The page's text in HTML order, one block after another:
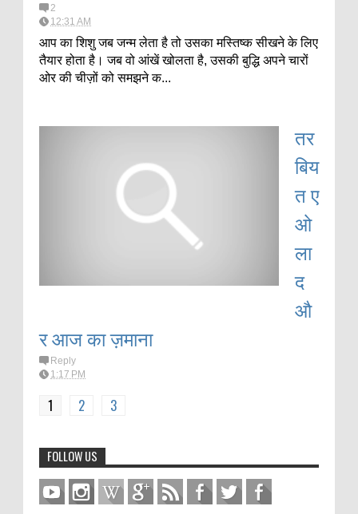
2
12:31 AM
आप का शिशु जब जन्म लेता है तो उसका मस्तिष्क सीखने के लिए
तैयार होता है। जब वो आंखें खोलता है, उसकी बुद्धि अपने चारों
ओर की चीज़ों को समझने क...
तर
बिय
त ए
ओ
ला
द
औ
र आज का ज़माना
Reply
1:17 PM
1 2 3
FOLLOW US